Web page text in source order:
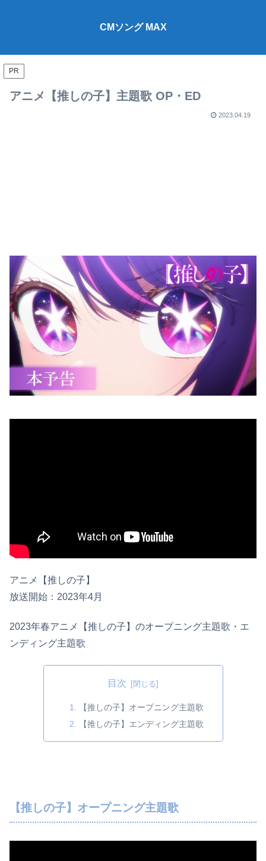
CMソング MAX
PR
アニメ【推しの子】主題歌 OP・ED
2023.04.19
アニメ【推しの子】
放送開始：2023年4月
2023年春アニメ【推しの子】のオープニング主題歌・エ
ンディング主題歌
目次
【推しの子】オープニング主題歌
【推しの子】エンディング主題歌
【推しの子】オープニング主題歌